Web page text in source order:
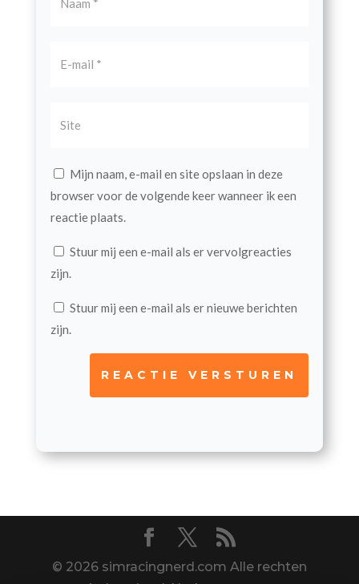
Mijn naam, e-mail en site opslaan in deze
browser voor de volgende keer wanneer ik een
reactie plaats.
Stuur mij een e-mail als er vervolgreacties
zijn.
Stuur mij een e-mail als er nieuwe berichten
zijn.
REACTIE VERSTUREN
© 2026 simracingnerd.com Alle rechten